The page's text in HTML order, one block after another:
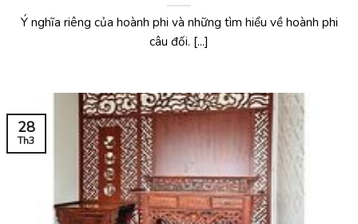
Ý nghĩa riêng của hoành phi và những tìm hiểu về hoành phi
câu đối. [...]
28
Th3